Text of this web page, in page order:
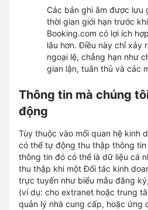
Các bản ghi âm được lưu
thời gian giới hạn trước
Booking.com có lợi ích
lâu hơn. Điều này chỉ xảy
ngoại lệ, chẳng hạn như
gian lận, tuân thủ và các
Thông tin mà chúng
động
Tùy thuộc vào mối quan hệ kinh
có thể tự động thu thập thông tin
thông tin đó có thể là dữ liệu cá
thu thập khi một Đối tác kinh
trực tuyến như biểu mẫu đăng
(ví dụ: cho extranet hoặc trung
quản lý nhà cung cấp, hoặc ứng